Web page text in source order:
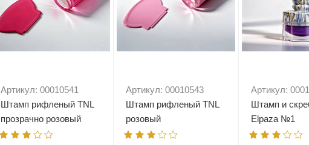
Артикул: 00010541
Штамп рифленый TNL
прозрачно розовый
Артикул: 00010543
Штамп рифленый TNL
розовый
Артикул:
Штамп и
Elpaza №1